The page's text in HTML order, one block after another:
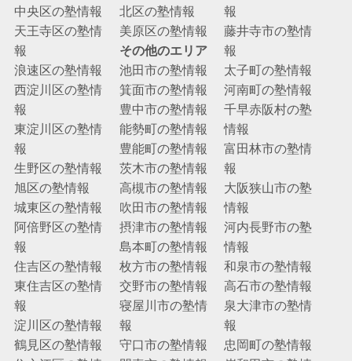
中央区の塾情報
天王寺区の塾情
報
浪速区の塾情報
西淀川区の塾情
報
東淀川区の塾情
報
生野区の塾情報
旭区の塾情報
城東区の塾情報
阿倍野区の塾情
報
住吉区の塾情報
東住吉区の塾情
報
淀川区の塾情報
鶴見区の塾情報
北区の塾情報
美原区の塾情報
その他のエリア
池田市の塾情報
箕面市の塾情報
豊中市の塾情報
能勢町の塾情報
豊能町の塾情報
茨木市の塾情報
高槻市の塾情報
吹田市の塾情報
摂津市の塾情報
島本町の塾情報
枚方市の塾情報
交野市の塾情報
寝屋川市の塾情
報
守口市の塾情報
報
藤井寺市の塾情
報
太子町の塾情報
河南町の塾情報
千早赤阪村の塾
情報
富田林市の塾情
報
大阪狭山市の塾
情報
河内長野市の塾
情報
和泉市の塾情報
高石市の塾情報
泉大津市の塾情
報
忠岡町の塾情報